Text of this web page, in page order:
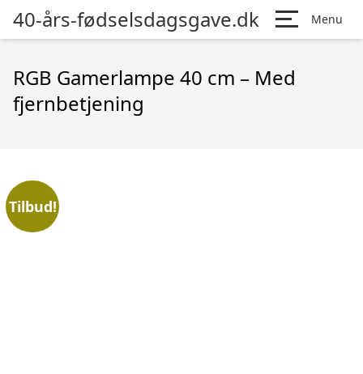
40-års-fødselsdagsgave.dk Menu
RGB Gamerlampe 40 cm – Med
fjernbetjening
Tilbud!